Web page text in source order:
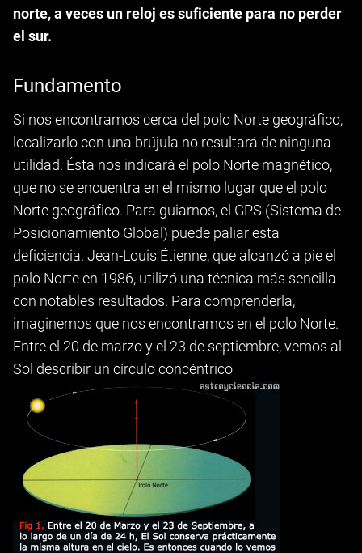
norte, a veces un reloj es suficiente para no perder
el sur.
Fundamento
Si nos encontramos cerca del polo Norte geográfico,
localizarlo con una brújula no resultará de ninguna
utilidad. Ésta nos indicará el polo Norte magnético,
que no se encuentra en el mismo lugar que el polo
Norte geográfico. Para guiarnos, el GPS (Sistema de
Posicionamiento Global) puede paliar esta
deficiencia. Jean-Louis Étienne, que alcanzó a pie el
polo Norte en 1986, utilizó una técnica más sencilla
con notables resultados. Para comprenderla,
imaginemos que nos encontramos en el polo Norte.
Entre el 20 de marzo y el 23 de septiembre, vemos al
Sol describir un círculo concéntrico